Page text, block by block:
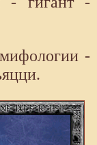
-